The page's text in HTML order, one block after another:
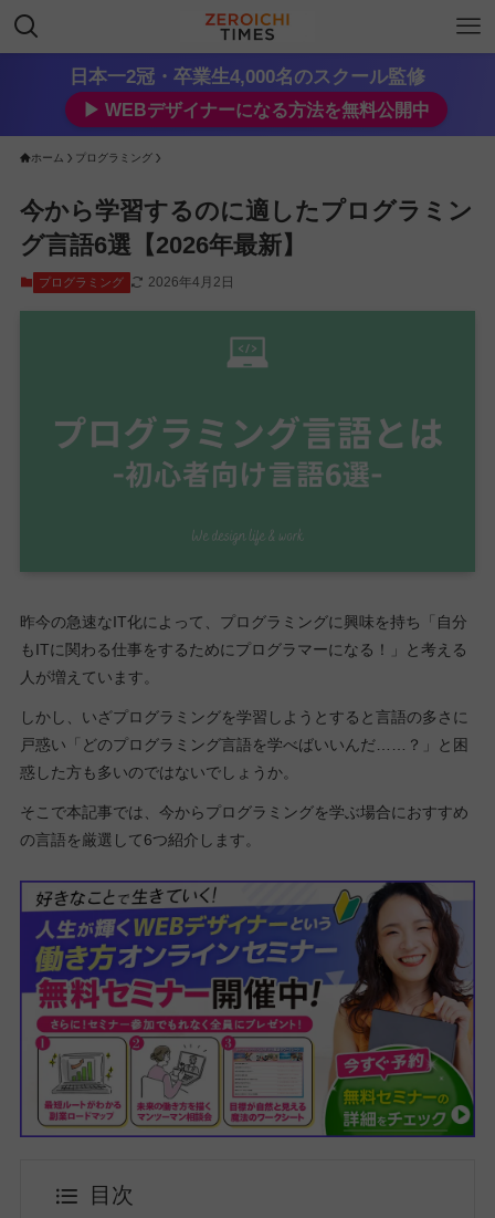
日本一2冠・卒業生4,000名のスクール監修
▶︎ WEBデザイナーになる方法を無料公開中
ホーム プログラミング
今から学習するのに適したプログラミン
グ言語6選【2026年最新】
プログラミング 2026年4月2日
昨今の急速なIT化によって、プログラミングに興味を持ち「自分
もITに関わる仕事をするためにプログラマーになる！」と考える
人が増えています。
しかし、いざプログラミングを学習しようとすると言語の多さに
戸惑い「どのプログラミング言語を学べばいいんだ……？」と困
惑した方も多いのではないでしょうか。
そこで本記事では、今からプログラミングを学ぶ場合におすすめ
の言語を厳選して6つ紹介します。
目次